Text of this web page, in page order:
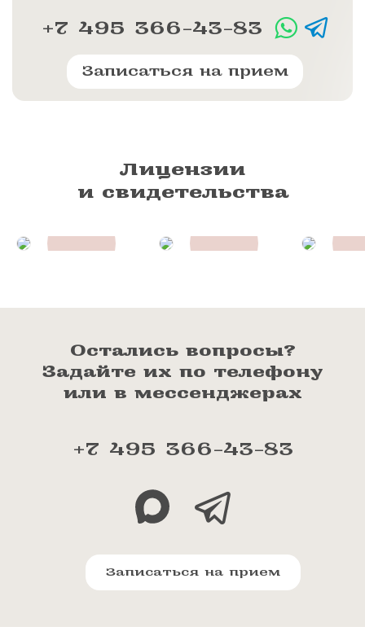
+7 495 366-43-83
Записаться на прием
Лицензии
и свидетельства
Остались вопросы?
Задайте их по телефону
или в мессенджерах
+7 495 366-43-83
Записаться на прием